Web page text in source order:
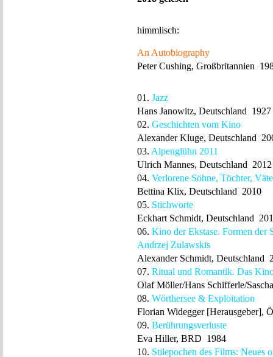
himmlisch:
An Autobiography
Peter Cushing, Großbritannien
01. Jazz
Hans Janowitz, Deutschland 1927
02. Geschichten vom Kino
Alexander Kluge, Deutschland
03. Alpenglühn 2011
Ulrich Mannes, Deutschland 2012
04. Verlorene Söhne, Töchter,
Bettina Klix, Deutschland 2010
05. Stichworte
Eckhart Schmidt, Deutschland
06. Kino der Ekstase. Formen der
Andrzej Zulawskis
Alexander Schmidt, Deutschland
07. Ritual und Romantik. Das
Olaf Möller/Hans Schifferle/
08. Wörthersee & Exploitation
Florian Widegger [Herausgeber],
09. Berührungsverluste
Eva Hiller, BRD 1984
10. Stilepochen des Films: Neues